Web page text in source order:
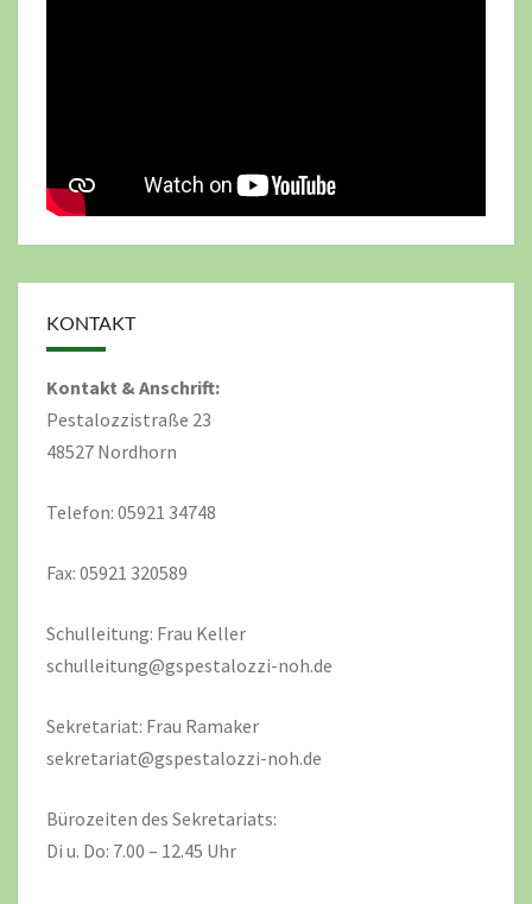
KONTAKT
Kontakt & Anschrift:
Pestalozzistraße 23
48527 Nordhorn
Telefon: 05921 34748
Fax: 05921 320589
Schulleitung: Frau Keller
schulleitung@gspestalozzi-noh.de
Sekretariat: Frau Ramaker
sekretariat@gspestalozzi-noh.de
Bürozeiten des Sekretariats:
Di u. Do: 7.00 – 12.45 Uhr